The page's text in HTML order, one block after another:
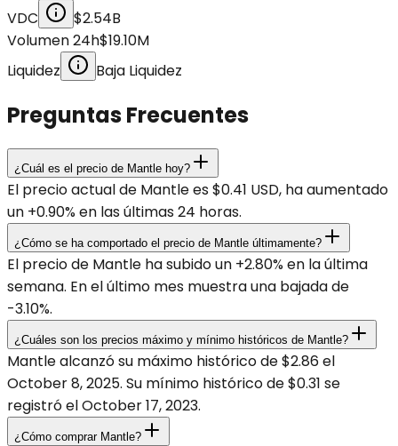
VDC
$2.54B
Volumen 24h$19.10M
Liquidez
Baja Liquidez
Preguntas Frecuentes
¿Cuál es el precio de Mantle hoy?
El precio actual de Mantle es $0.41 USD, ha aumentado
un +0.90% en las últimas 24 horas.
¿Cómo se ha comportado el precio de Mantle últimamente?
El precio de Mantle ha subido un +2.80% en la última
semana. En el último mes muestra una bajada de
-3.10%.
¿Cuáles son los precios máximo y mínimo históricos de Mantle?
Mantle alcanzó su máximo histórico de $2.86 el
October 8, 2025. Su mínimo histórico de $0.31 se
registró el October 17, 2023.
¿Cómo comprar Mantle?